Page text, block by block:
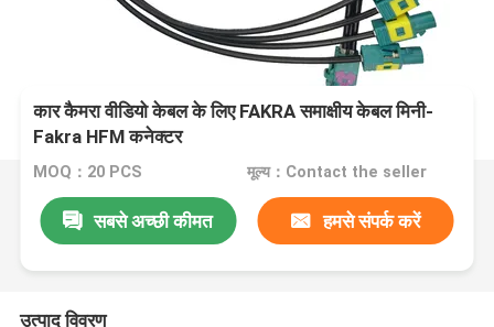
कार कैमरा वीडियो केबल के लिए FAKRA समाक्षीय केबल मिनी-
Fakra HFM कनेक्टर
MOQ：20 PCS मूल्य：Contact the seller
सबसे अच्छी कीमत हमसे संपर्क करें
उत्पाद विवरण